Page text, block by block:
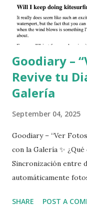
Goodiary –
Revive tu
Galería
September 04, 2025
Goodiary – “Ver
con la Galería ✨
Sincronización entre
automáticamente
diarios de viaje:
SHARE POST A